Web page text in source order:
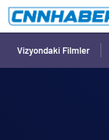
Vizyondaki Filmler